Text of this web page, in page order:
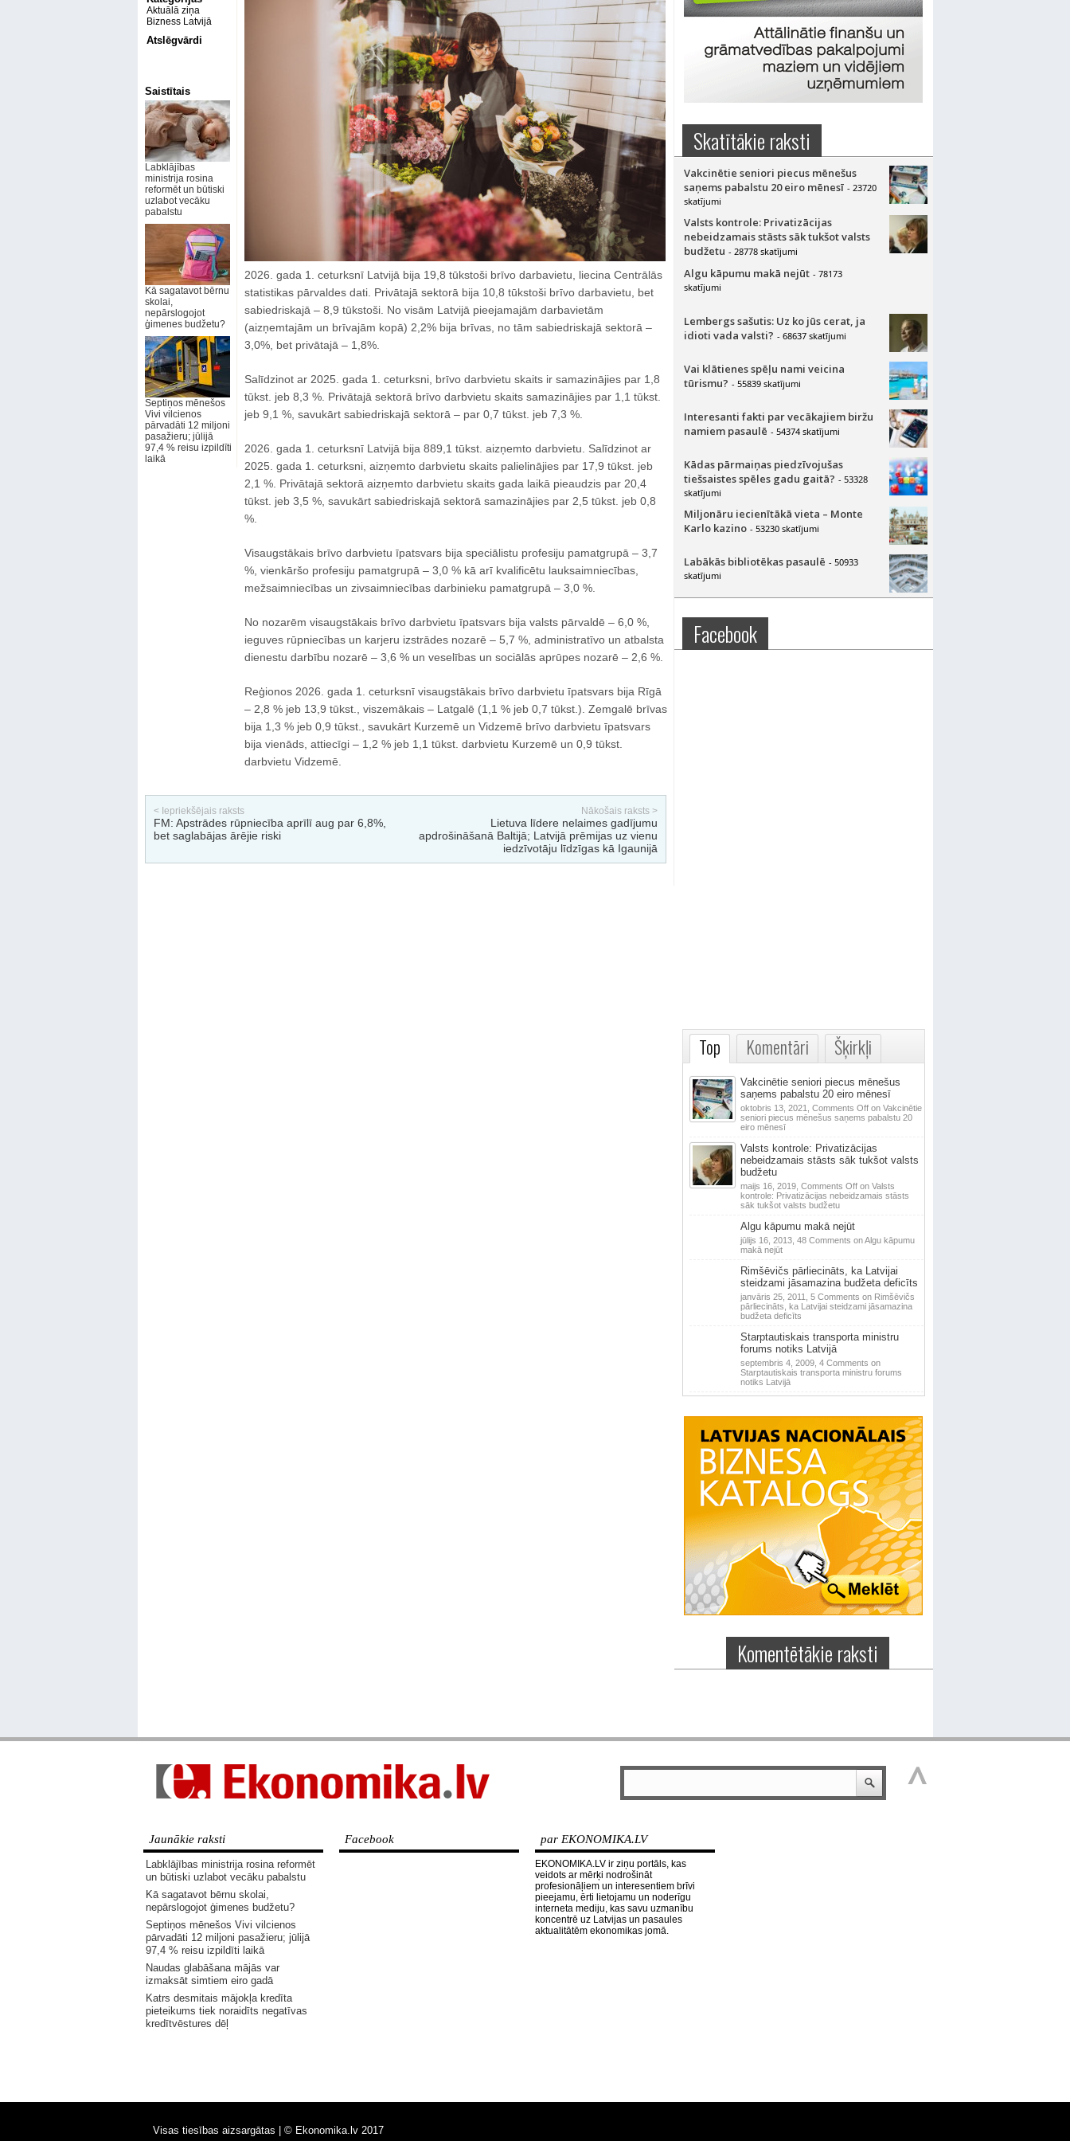
Aktuālā ziņa
Bizness Latvijā
Atslēgvārdi
Saistītais
Labklājības
ministrija rosina
reformēt un būtiski
uzlabot vecāku
pabalstu
Kā sagatavot bērnu
skolai,
nepārslogojot
ģimenes budžetu?
Septiņos mēnešos
Vivi vilcienos
pārvadāti 12 miljoni
pasažieru; jūlijā
97,4 % reisu izpildīti
laikā
2026. gada 1. ceturksnī Latvijā bija 19,8 tūkstoši brīvo darbavietu, liecina Centrālās
statistikas pārvaldes dati. Privātajā sektorā bija 10,8 tūkstoši brīvo darbavietu, bet
sabiedriskajā – 8,9 tūkstoši. No visām Latvijā pieejamajām darbavietām
(aizņemtajām un brīvajām kopā) 2,2% bija brīvas, no tām sabiedriskajā sektorā –
3,0%, bet privātajā – 1,8%.
Salīdzinot ar 2025. gada 1. ceturksni, brīvo darbvietu skaits ir samazinājies par 1,8
tūkst. jeb 8,3 %. Privātajā sektorā brīvo darbvietu skaits samazinājies par 1,1 tūkst.
jeb 9,1 %, savukārt sabiedriskajā sektorā – par 0,7 tūkst. jeb 7,3 %.
2026. gada 1. ceturksnī Latvijā bija 889,1 tūkst. aizņemto darbvietu. Salīdzinot ar
2025. gada 1. ceturksni, aizņemto darbvietu skaits palielinājies par 17,9 tūkst. jeb
2,1 %. Privātajā sektorā aizņemto darbvietu skaits gada laikā pieaudzis par 20,4
tūkst. jeb 3,5 %, savukārt sabiedriskajā sektorā samazinājies par 2,5 tūkst. jeb 0,8
%.
Visaugstākais brīvo darbvietu īpatsvars bija speciālistu profesiju pamatgrupā – 3,7
%, vienkāršo profesiju pamatgrupā – 3,0 % kā arī kvalificētu lauksaimniecības,
mežsaimniecības un zivsaimniecības darbinieku pamatgrupā – 3,0 %.
No nozarēm visaugstākais brīvo darbvietu īpatsvars bija valsts pārvaldē – 6,0 %,
ieguves rūpniecības un karjeru izstrādes nozarē – 5,7 %, administratīvo un atbalsta
dienestu darbību nozarē – 3,6 % un veselības un sociālās aprūpes nozarē – 2,6 %.
Reģionos 2026. gada 1. ceturksnī visaugstākais brīvo darbvietu īpatsvars bija Rīgā
– 2,8 % jeb 13,9 tūkst., viszemākais – Latgalē (1,1 % jeb 0,7 tūkst.). Zemgalē brīvas
bija 1,3 % jeb 0,9 tūkst., savukārt Kurzemē un Vidzemē brīvo darbvietu īpatsvars
bija vienāds, attiecīgi – 1,2 % jeb 1,1 tūkst. darbvietu Kurzemē un 0,9 tūkst.
darbvietu Vidzemē.
< Iepriekšējais raksts
FM: Apstrādes rūpniecība aprīlī aug par 6,8%,
bet saglabājas ārējie riski
Nākošais raksts >
Lietuva līdere nelaimes gadījumu
apdrošināšanā Baltijā; Latvijā prēmijas uz vienu
iedzīvotāju līdzīgas kā Igaunijā
Skatītākie raksti
Vakcinētie seniori piecus mēnešus
saņems pabalstu 20 eiro mēnesī - 23720
skatījumi
Valsts kontrole: Privatizācijas
nebeidzamais stāsts sāk tukšot valsts
budžetu - 28778 skatījumi
Algu kāpumu makā nejūt - 78173
skatījumi
Lembergs sašutis: Uz ko jūs cerat, ja
idioti vada valsti? - 68637 skatījumi
Vai klātienes spēļu nami veicina
tūrismu? - 55839 skatījumi
Interesanti fakti par vecākajiem biržu
namiem pasaulē - 54374 skatījumi
Kādas pārmaiņas piedzīvojušas
tiešsaistes spēles gadu gaitā? - 53328
skatījumi
Miljonāru iecienītākā vieta – Monte
Karlo kazino - 53230 skatījumi
Labākās bibliotēkas pasaulē - 50933
skatījumi
Facebook
Top Komentāri Šķirkļi
Vakcinētie seniori piecus mēnešus
saņems pabalstu 20 eiro mēnesī
oktobris 13, 2021, Comments Offon Vakcinētie
seniori piecus mēnešus saņems pabalstu 20
eiro mēnesī
Valsts kontrole: Privatizācijas
nebeidzamais stāsts sāk tukšot valsts
budžetu
maijs 16, 2019, Comments Offon Valsts
kontrole: Privatizācijas nebeidzamais stāsts
sāk tukšot valsts budžetu
Algu kāpumu makā nejūt
jūlijs 16, 2013, 48 Comments on Algu kāpumu
makā nejūt
Rimšēvičs pārliecināts, ka Latvijai
steidzami jāsamazina budžeta deficīts
janvāris 25, 2011, 5 Comments on Rimšēvičs
pārliecināts, ka Latvijai steidzami jāsamazina
budžeta deficīts
Starptautiskais transporta ministru
forums notiks Latvijā
septembris 4, 2009, 4 Comments on
Starptautiskais transporta ministru forums
notiks Latvijā
Komentētākie raksti
Jaunākie raksti
Labklājības ministrija rosina reformēt
un būtiski uzlabot vecāku pabalstu
Kā sagatavot bērnu skolai,
nepārslogojot ģimenes budžetu?
Septiņos mēnešos Vivi vilcienos
pārvadāti 12 miljoni pasažieru; jūlijā
97,4 % reisu izpildīti laikā
Naudas glabāšana mājās var
izmaksāt simtiem eiro gadā
Katrs desmitais mājokļa kredīta
pieteikums tiek noraidīts negatīvas
kredītvēstures dēļ
Facebook par EKONOMIKA.LV
EKONOMIKA.LV ir ziņu portāls, kas
veidots ar mērķi nodrošināt
profesionāļiem un interesentiem brīvi
pieejamu, ērti lietojamu un noderīgu
interneta mediju, kas savu uzmanību
koncentrē uz Latvijas un pasaules
aktualitātēm ekonomikas jomā.
Visas tiesības aizsargātas | © Ekonomika.lv 2017